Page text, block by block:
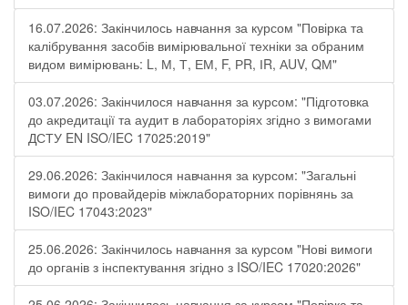
16.07.2026: Закінчилось навчання за курсом "Повірка та
калібрування засобів вимірювальної техніки за обраним
видом вимірювань: L, М, Т, ЕМ, F, РR, ІR, АUV, QМ"
03.07.2026: Закінчилося навчання за курсом: "Підготовка
до акредитації та аудит в лабораторіях згідно з вимогами
ДСТУ EN ISO/IEC 17025:2019"
29.06.2026: Закінчилося навчання за курсом: "Загальні
вимоги до провайдерів міжлабораторних порівнянь за
ISO/IEC 17043:2023"
25.06.2026: Закінчилось навчання за курсом "Нові вимоги
до органів з інспектування згідно з ISO/IEC 17020:2026"